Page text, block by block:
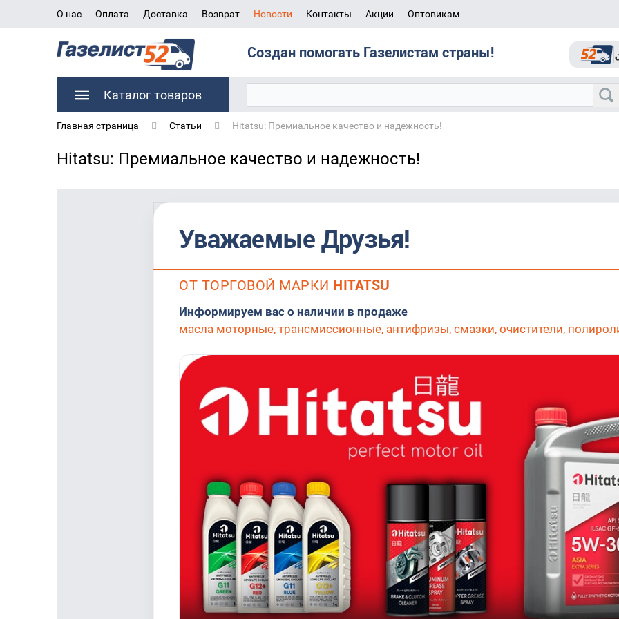
О нас Оплата Доставка Возврат Новости Контакты Акции Оптовикам
Создан помогать Газелистам страны!
Каталог товаров
Главная страница Статьи Hitatsu: Премиальное качество и надежность!
Hitatsu: Премиальное качество и надежность!
Уважаемые Друзья!
ОТ ТОРГОВОЙ МАРКИ HITATSU
Информируем вас о наличии в продаже
масла моторные, трансмиссионные, антифризы, смазки, очистители,